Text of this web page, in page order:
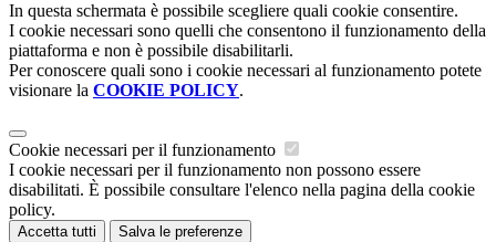
In questa schermata è possibile scegliere quali cookie consentire.
I cookie necessari sono quelli che consentono il funzionamento della
piattaforma e non è possibile disabilitarli.
Per conoscere quali sono i cookie necessari al funzionamento potete
visionare la COOKIE POLICY.
Cookie necessari per il funzionamento
I cookie necessari per il funzionamento non possono essere
disabilitati. È possibile consultare l'elenco nella pagina della cookie
policy.
Accetta tutti Salva le preferenze